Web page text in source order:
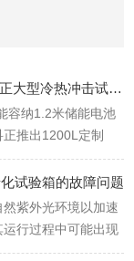
的温度范围、...
定制化+智能化双升级 科正大型冷热冲击试验箱破解多行业测试痛点
容纳1.2米储能电池
推出1200L定制
。”某储能企业测试
型装备制造企业的
车、航空航天等领
试验箱的故障问题
紫外光环境以加速
行过程中可能出现
行针对性排查与修